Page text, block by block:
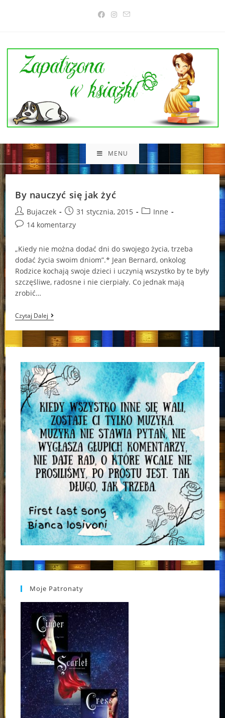
MENU
By nauczyć się jak żyć
Post
author:
Bujaczek
Post
published:
31 stycznia, 2015
PostInne
Post14 komentarzy
„Kiedy nie można dodać dni do swojego życia, trzeba
dodać życia swoim dniom”.* Jean Bernard, onkolog
Rodzice kochają swoje dzieci i uczynią wszystko by te były
szczęśliwe, radosne i nie cierpiały. Co jednak mają
zrobić…
Czytaj DalejBy
Nauczyć
Się
Jak
Żyć
Moje Patronaty